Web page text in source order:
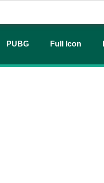
PUBG Full Icon